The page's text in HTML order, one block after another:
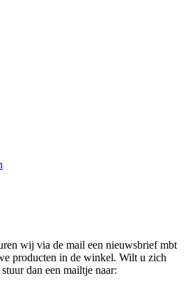
wij via de mail een nieuwsbrief mbt
producten in de winkel. Wilt u zich
dan een mailtje naar: